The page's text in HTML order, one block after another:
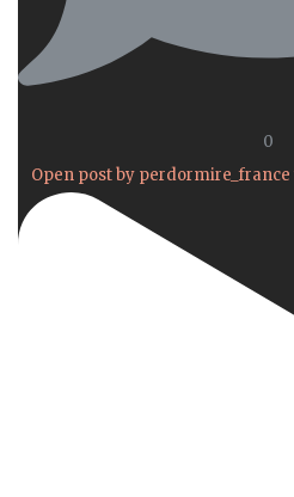
0
Open post by perdormire_france